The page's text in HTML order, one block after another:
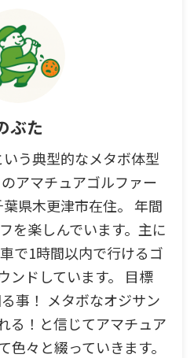
ぶた
う典型的なメタボ体型
のアマチュアゴルファー
県木更津市在住。 年間
を楽しんでいます。主に
で1時間以内で行けるゴ
ンドしています。 目標
事！ メタボなオジサン
る！と信じてアマチュア
色々と綴っていきます。